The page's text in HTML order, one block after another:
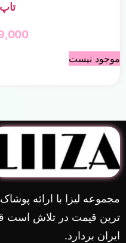
موجود نیست
مجموعه لیزا با ارائه
ترین قیمت در تلاش است
ایران بردارد.